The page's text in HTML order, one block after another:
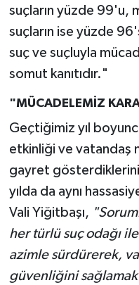
suçların yüzde 99'u,
suçların ise yüzde
suç ve suçluyla
somut kanıtıdır."
"MÜCADELEMİZ
Geçtiğimiz yıl
etkinliği ve vatandaş
gayret
yılda da aynı
Vali Yiğitbaşı,
her türlü suç odağı
azimle sürdürerek,
güvenliğini